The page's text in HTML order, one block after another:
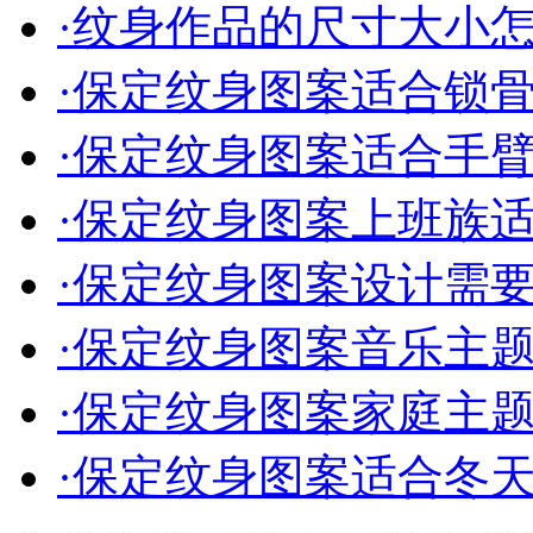
·纹身作品的尺寸大小
·保定纹身图案适合锁
·保定纹身图案适合手
·保定纹身图案上班族
·保定纹身图案设计需
·保定纹身图案音乐主
·保定纹身图案家庭主
·保定纹身图案适合冬